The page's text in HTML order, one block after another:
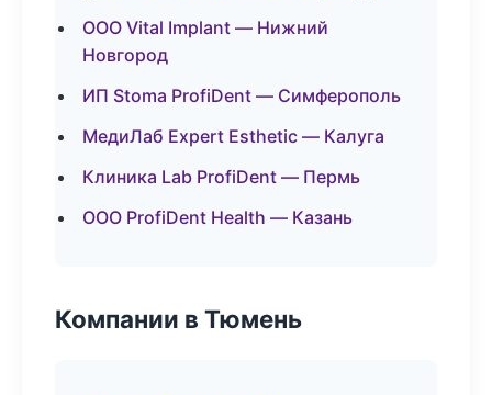
ООО Vital Implant — Нижний
Новгород
ИП Stoma ProfiDent — Симферополь
МедиЛаб Expert Esthetic — Калуга
Клиника Lab ProfiDent — Пермь
ООО ProfiDent Health — Казань
Компании в Тюмень